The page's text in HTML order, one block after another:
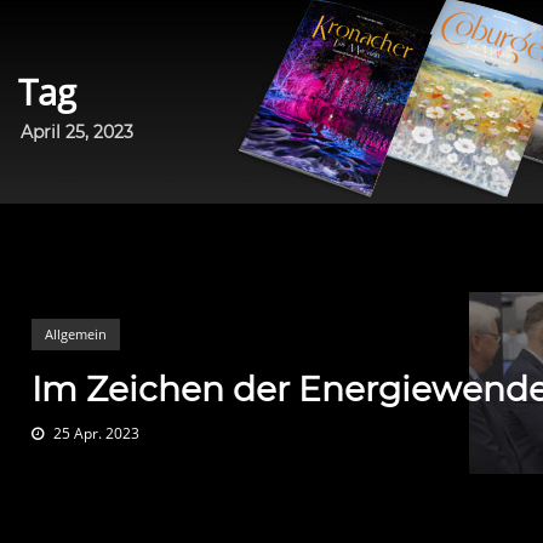
Tag
April 25, 2023
Allgemein
Im Zeichen der
25 Apr. 2023